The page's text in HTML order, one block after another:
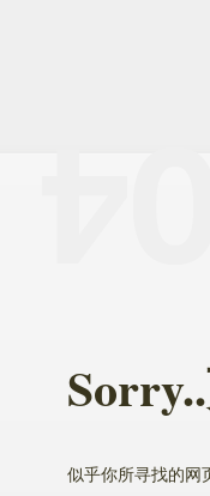
似乎你所寻找的网